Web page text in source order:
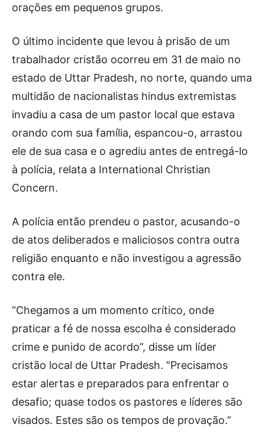
orações em pequenos grupos.
O último incidente que levou à prisão de um
trabalhador cristão ocorreu em 31 de maio no
estado de Uttar Pradesh, no norte, quando uma
multidão de nacionalistas hindus extremistas
invadiu a casa de um pastor local que estava
orando com sua família, espancou-o, arrastou
ele de sua casa e o agrediu antes de entregá-lo
à polícia, relata a International Christian
Concern.
A polícia então prendeu o pastor, acusando-o
de atos deliberados e maliciosos contra outra
religião enquanto e não investigou a agressão
contra ele.
“Chegamos a um momento crítico, onde
praticar a fé de nossa escolha é considerado
crime e punido de acordo”, disse um líder
cristão local de Uttar Pradesh. “Precisamos
estar alertas e preparados para enfrentar o
desafio; quase todos os pastores e líderes são
visados. Estes são os tempos de provação.”